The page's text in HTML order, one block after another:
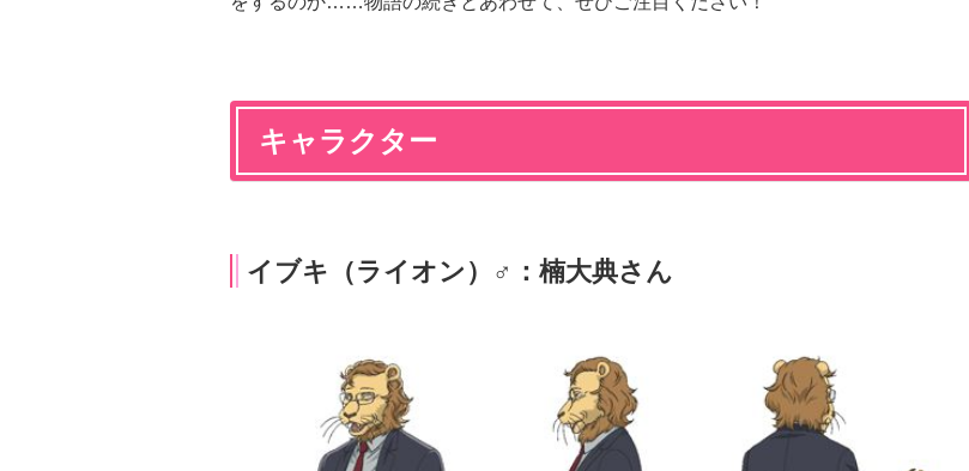
キャラクター
イブキ（ライオン）♂：楠大典さん